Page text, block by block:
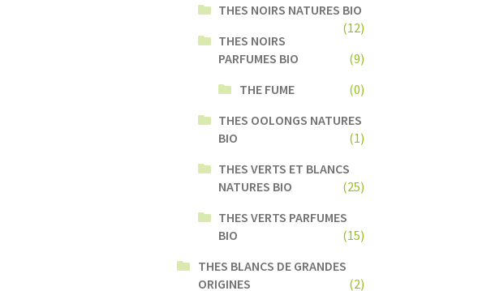
THES NOIRS NATURES BIO
(12)
THES NOIRS
PARFUMES BIO
(9)
THE FUME
(0)
THES OOLONGS NATURES
BIO
(1)
THES VERTS ET BLANCS
NATURES BIO
(25)
THES VERTS PARFUMES
BIO
(15)
THES BLANCS DE GRANDES
ORIGINES
(2)